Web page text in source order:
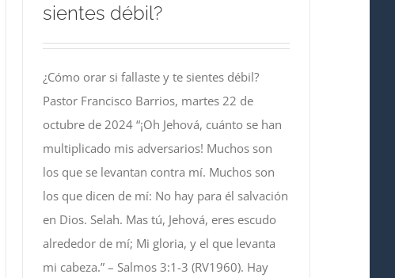
sientes débil?
¿Cómo orar si fallaste y te sientes débil?
Pastor Francisco Barrios, martes 22 de
octubre de 2024 “¡Oh Jehová, cuánto se han
multiplicado mis adversarios! Muchos son
los que se levantan contra mí. Muchos son
los que dicen de mí: No hay para él salvación
en Dios. Selah. Mas tú, Jehová, eres escudo
alrededor de mí; Mi gloria, y el que levanta
mi cabeza.” – Salmos 3:1-3 (RV1960). Hay